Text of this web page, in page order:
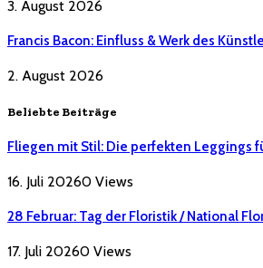
3. August 2026
Francis Bacon: Einfluss & Werk des
2. August 2026
Beliebte Beiträge
Fliegen mit Stil: Die perfekten Leggings
16. Juli 20260 Views
28 Februar: Tag der Floristik / National
17. Juli 20260 Views